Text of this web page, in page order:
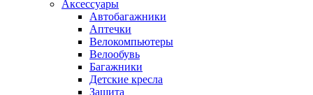
Аксессуары
Автобагажники
Аптечки
Велокомпьютеры
Велообувь
Багажники
Детские кресла
Защита